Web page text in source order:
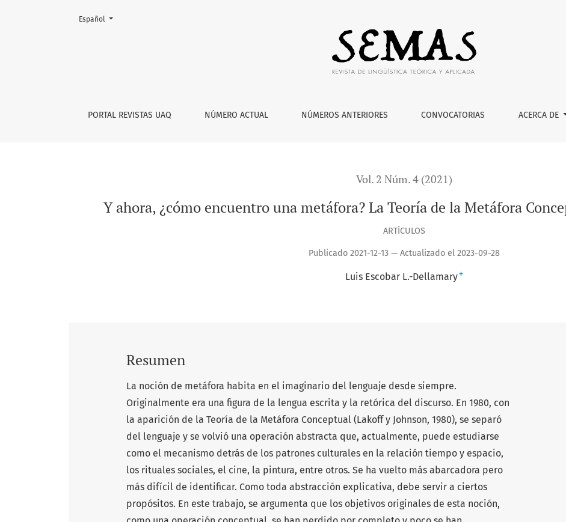
Y ahora, ¿cómo encuentro una metáfora? La Teoría de la Metáfora Conceptual 40 años después
PORTAL REVISTAS UAQ NÚMERO ACTUAL NÚMEROS ANTERIORES CONVOCATORIAS ACERCA DE
Cambiar el idioma. El actual es:
Español
Vol. 2 Núm. 4 (2021)
Y ahora, ¿cómo encuentro una metáfora? La Teoría de la Metáfora
ARTÍCULOS
Publicado 2021-12-13 — Actualizado el 2023-09-28
Luis Escobar L.-Dellamary+
Resumen
La noción de metáfora habita en el imaginario del lenguaje desde siempre.
Originalmente era una figura de la lengua escrita y la retórica del discurso. En 1980, con
la aparición de la Teoría de la Metáfora Conceptual (Lakoff y Johnson, 1980), se separó
del lenguaje y se volvió una operación abstracta que, actualmente, puede estudiarse
como el mecanismo detrás de los patrones culturales en la relación tiempo y espacio,
los rituales sociales, el cine, la pintura, entre otros. Se ha vuelto más abarcadora pero
más difícil de identificar. Como toda abstracción explicativa, debe servir a ciertos
propósitos. En este trabajo, se argumenta que los objetivos originales de esta noción,